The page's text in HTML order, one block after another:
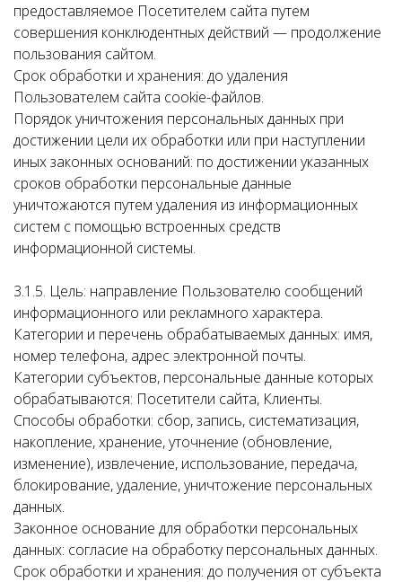
предоставляемое Посетителем сайта путем
совершения конклюдентных действий — продолжение
пользования сайтом.
Срок обработки и хранения: до удаления
Пользователем сайта cookie-файлов.
Порядок уничтожения персональных данных при
достижении цели их обработки или при наступлении
иных законных оснований: по достижении указанных
сроков обработки персональные данные
уничтожаются путем удаления из информационных
систем с помощью встроенных средств
информационной системы.
3.1.5. Цель: направление Пользователю сообщений
информационного или рекламного характера.
Категории и перечень обрабатываемых данных: имя,
номер телефона, адрес электронной почты.
Категории субъектов, персональные данные которых
обрабатываются: Посетители сайта, Клиенты.
Способы обработки: сбор, запись, систематизация,
накопление, хранение, уточнение (обновление,
изменение), извлечение, использование, передача,
блокирование, удаление, уничтожение персональных
данных.
Законное основание для обработки персональных
данных: согласие на обработку персональных данных.
Срок обработки и хранения: до получения от субъекта